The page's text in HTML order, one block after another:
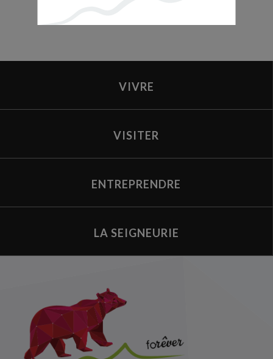
VIVRE
VISITER
ENTREPRENDRE
LA SEIGNEURIE